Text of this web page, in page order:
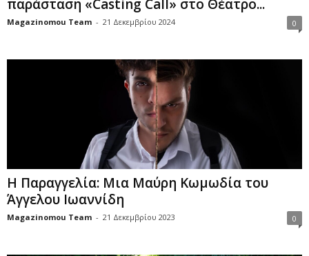
παράσταση «Casting Call» στο Θέατρο...
Magazinomou Team - 21 Δεκεμβρίου 2024 0
Η Παραγγελία: Μια Μαύρη Κωμωδία του
Άγγελου Ιωαννίδη
Magazinomou Team - 21 Δεκεμβρίου 2023 0